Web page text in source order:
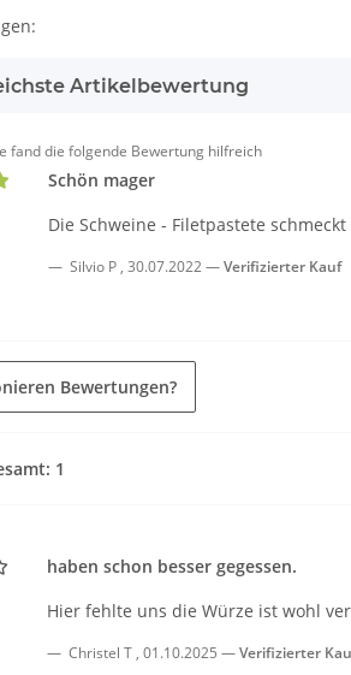
Artikelbewertung
fand die folgende Bewertung hilfreich
Schön mager
Die Schweine - Filetpastete
Silvio P , 30.07.2022 Verifizierter Kauf
Bewertungen?
1
haben schon besser gegessen.
Hier fehlte uns die Würze ist wohl
Christel T , 01.10.2025 Verifizierter